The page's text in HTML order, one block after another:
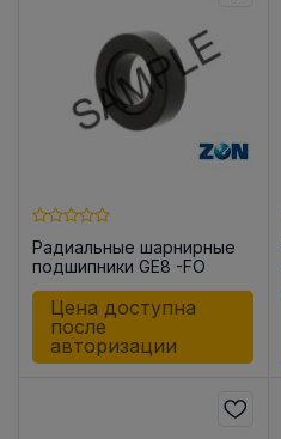
Радиальные шарнирные
подшипники GE8 -FO
Цена доступна
после
авторизации